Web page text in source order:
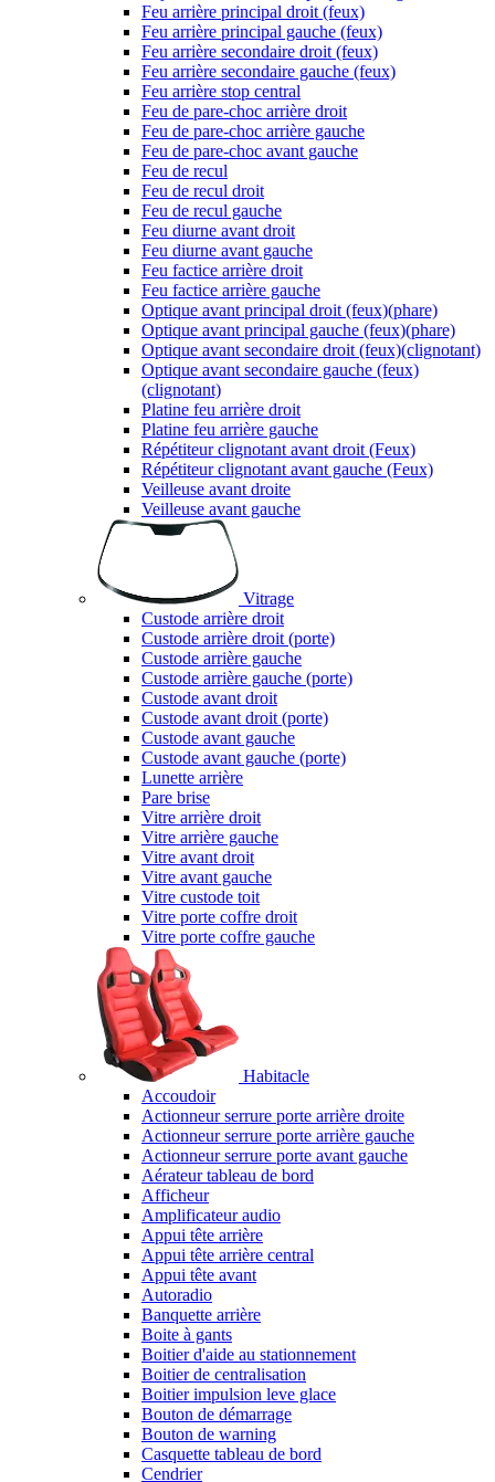
Feu arrière principal droit (feux)
Feu arrière principal gauche (feux)
Feu arrière secondaire droit (feux)
Feu arrière secondaire gauche (feux)
Feu arrière stop central
Feu de pare-choc arrière droit
Feu de pare-choc arrière gauche
Feu de pare-choc avant gauche
Feu de recul
Feu de recul droit
Feu de recul gauche
Feu diurne avant droit
Feu diurne avant gauche
Feu factice arrière droit
Feu factice arrière gauche
Optique avant principal droit (feux)(phare)
Optique avant principal gauche (feux)(phare)
Optique avant secondaire droit (feux)(clignotant)
Optique avant secondaire gauche (feux)
(clignotant)
Platine feu arrière droit
Platine feu arrière gauche
Répétiteur clignotant avant droit (Feux)
Répétiteur clignotant avant gauche (Feux)
Veilleuse avant droite
Veilleuse avant gauche
Vitrage
Custode arrière droit
Custode arrière droit (porte)
Custode arrière gauche
Custode arrière gauche (porte)
Custode avant droit
Custode avant droit (porte)
Custode avant gauche
Custode avant gauche (porte)
Lunette arrière
Pare brise
Vitre arrière droit
Vitre arrière gauche
Vitre avant droit
Vitre avant gauche
Vitre custode toit
Vitre porte coffre droit
Vitre porte coffre gauche
Habitacle
Accoudoir
Actionneur serrure porte arrière droite
Actionneur serrure porte arrière gauche
Actionneur serrure porte avant gauche
Aérateur tableau de bord
Afficheur
Amplificateur audio
Appui tête arrière
Appui tête arrière central
Appui tête avant
Autoradio
Banquette arrière
Boite à gants
Boitier d'aide au stationnement
Boitier de centralisation
Boitier impulsion leve glace
Bouton de démarrage
Bouton de warning
Casquette tableau de bord
Cendrier